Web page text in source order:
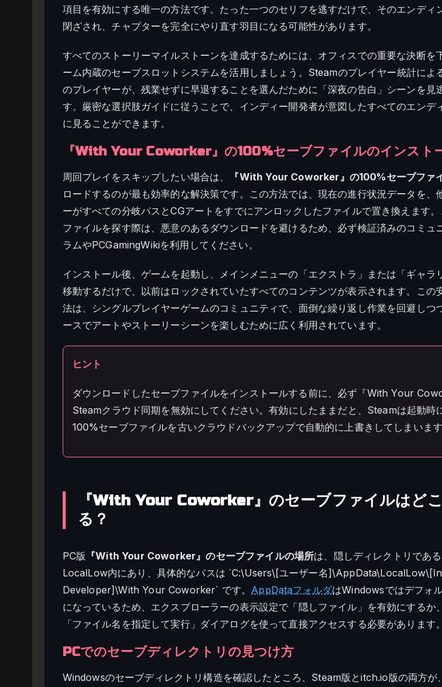
項目を有効にする唯一の方法です。たった一つのセリフを逃すだけで、そのエンディ
閉ざされ、チャプターを完全にやり直す羽目になる可能性があります。
すべてのストーリーマイルストーンを達成するためには、オフィスでの重要な決断を
ーム内蔵のセーブスロットシステムを活用しましょう。Steamのプレイヤー統計によ
のプレイヤーが、残業せずに早退することを選んだために「深夜の告白」シーンを見
す。厳密な選択肢ガイドに従うことで、インディー開発者が意図したすべてのエンデ
に見ることができます。
『With Your Coworker』の100%セーブファイルのインスト
周回プレイをスキップしたい場合は、 『With Your Coworker』の100%セーブファ
ロードするのが最も効率的な解決策です。この方法では、現在の進行状況データを、
ーがすべての分岐パスとCGアートをすでにアンロックしたファイルで置き換えます
ファイルを探す際は、悪意のあるダウンロードを避けるため、必ず検証済みのコミュ
ラムやPCGamingWikiを利用してください。
インストール後、ゲームを起動し、メインメニューの「エクストラ」または「ギャラ
移動するだけで、以前はロックされていたすべてのコンテンツが表示されます。この
法は、シングルプレイヤーゲームのコミュニティで、面倒な繰り返し作業を回避しつ
ースでアートやストーリーシーンを楽しむために広く利用されています。
ヒント
ダウンロードしたセーブファイルをインストールする前に、必ず『With Your
Steamクラウド同期を無効にしてください。有効にしたままだと、Steamは起動時
100%セーブファイルを古いクラウドバックアップで自動的に上書きしてしまいます
『With Your Coworker』のセーブファイルはど
る？
PC版 『With Your Coworker』のセーブファイルの場所は、隠しディレクトリであ
LocalLow内にあり、具体的なパスは `C:\Users\[ユーザー名
Developer]\With Your Coworker` です。 AppDataフォルダはWindowsではデフォ
になっているため、エクスプローラーの表示設定で「隠しファイル」を有効にするか
「ファイル名を指定して実行」ダイアログを使って直接アクセスする必要があります。
PCでのセーブディレクトリの見つけ方
Windowsのセーブディレクトリ構造を確認したところ、Steam版とitch.io版の両方が